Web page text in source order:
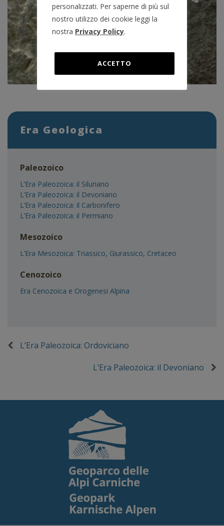
Era Geologica
Paleozoico
L’Era Paleozoica: il Siluriano
L’Era Paleozoica: il Devoniano
L’Era Paleozoica: il Carbonifero
L’Era Paleozoica: il Permiano
Mesozoico
L’Era Mesozoica: Triassico, Giurassico, Cretaceo
Cenozoico
Era Cenozoica e Orogenesi Alpina
L’Era Paleozoica: Ordoviciano
L’Era Paleozoica: il Devoniano
personalizzati. Per saperne di più sul
nostro utilizzo dei cookie leggi la
nostra Privacy Policy.
ACCETTO